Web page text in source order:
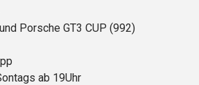
Porsche GT3 CUP (992)
ab 19Uhr